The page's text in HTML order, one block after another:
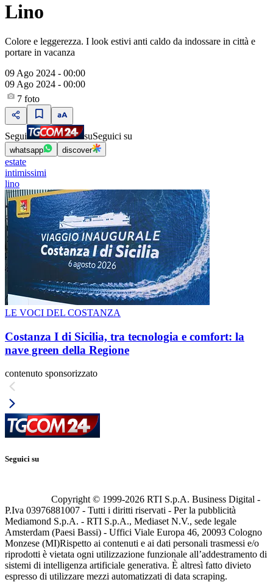
Lino
Colore e leggerezza. I look estivi anti caldo da indossare in città e
portare in vacanza
09 Ago 2024 - 00:00
09 Ago 2024 - 00:00
7 foto
Segui suSeguici su
whatsapp discover
estate
intimissimi
lino
LE VOCI DEL COSTANZA
Costanza I di Sicilia, tra tecnologia e comfort: la
nave green della Regione
contenuto sponsorizzato
Seguici su
Copyright © 1999-2026 RTI S.p.A. Business Digital -
P.Iva 03976881007 - Tutti i diritti riservati - Per la pubblicità
Mediamond S.p.A. - RTI S.p.A., Mediaset N.V., sede legale
Amsterdam (Paesi Bassi) - Uffici Viale Europa 46, 20093 Cologno
Monzese (MI)Rispetto ai contenuti e ai dati personali trasmessi e/o
riprodotti è vietata ogni utilizzazione funzionale all’addestramento di
sistemi di intelligenza artificiale generativa. È altresì fatto divieto
espresso di utilizzare mezzi automatizzati di data scraping.